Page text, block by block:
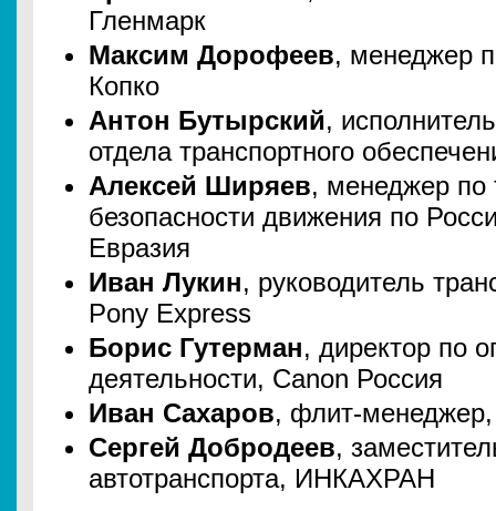
Гленмарк
Максим Дорофеев, менеджер
Копко
Антон Бутырский,
отдела транспортного
Алексей Ширяев, менеджер по
безопасности движения по
Евразия
Иван Лукин, руководитель
Pony Express
Борис Гутерман, директор по
деятельности, Canon Россия
Иван Сахаров, флит-
Сергей Добродеев,
автотранспорта, ИНКАХРАН